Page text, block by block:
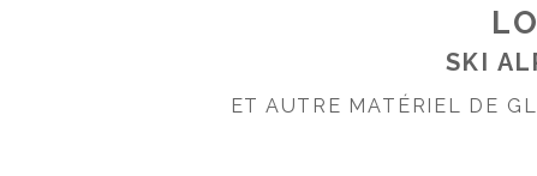
SKI
ET AUTRE MATÉRIEL DE